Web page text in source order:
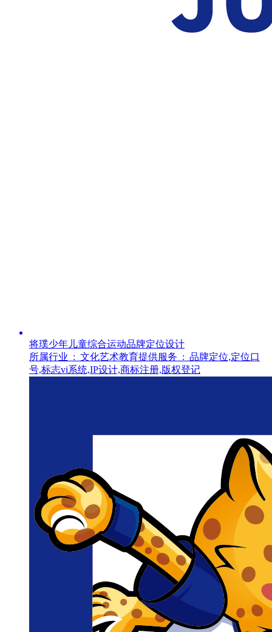
将璞少年儿童综合运动品牌定位设计
所属行业 : 文化艺术教育提供服务 : 品牌定位,定位口
号,标志vi系统,IP设计,商标注册,版权登记